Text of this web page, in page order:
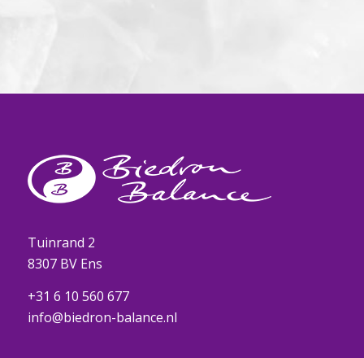
Tuinrand 2
8307 BV Ens
+31 6 10 560 677
info@biedron-balance.nl